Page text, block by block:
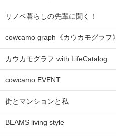
リノベ暮らしの先輩に聞く！
cowcamo graph《カウカモグラフ》
カウカモグラフ with LifeCatalog
cowcamo EVENT
街とマンションと私
BEAMS living style